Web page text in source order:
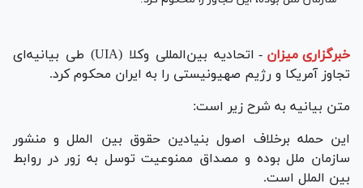
خبرگزاری میزان -
اتحادیه بین‌المللی وکلا (UIA) طی بیانیه‌ای
تجاوز آمریکا و رژیم صهیونیستی را به ایران محکوم کرد.
متن بیانیه به شرح زیر است:
این حمله برخلاف اصول بنیادین حقوق بین الملل و منشور
سازمان ملل بوده و مصداق ممنوعیت توسل به زور در روابط
بین الملل است.